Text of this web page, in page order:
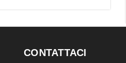
CONTATTACI